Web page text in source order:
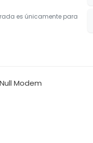
es únicamente para
Modem